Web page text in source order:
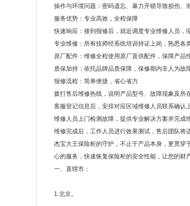
操作与环境问题：密码遗忘、暴力开锁导致损伤、
服务优势：专业高效，全程保障
快速响应：接到报修后，就近调度专业维修人员，
专业维修：所有技师经系统培训持证上岗，熟悉各
原厂配件：维修全程使用原厂直供配件，保障产品
质保加持：依托品牌品质保障，保修期内非人为故
报修流程：简单便捷，省心省力
拨打售后维修热线，说明产品型号、故障现象及所
客服登记信息后，安排对应区域维修人员联系确认
维修人员上门检测故障，提供专业解决方案并完成维
维修完成后，工作人员进行效果测试，售后团队将
杰宝大王保险柜的守护，不止于产品本身，更贯
心的服务，快速恢复保险柜的安全性能，让您的财
一、直辖市：
1.北京。